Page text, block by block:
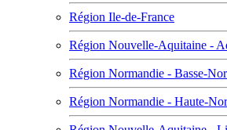
Région Ile-de-France
Région Nouvelle-Aquitaine -
Région Normandie - Basse-
Région Normandie - Haute-